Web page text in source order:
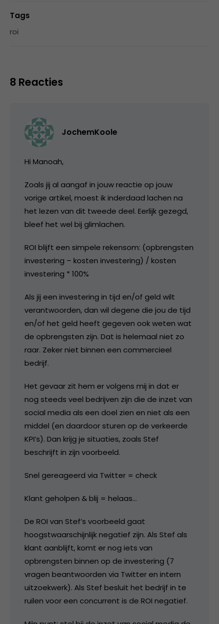
Tags
roi
8 Reacties
JochemKoole
Hi Manoah,
Zoals jij al aangaf in jouw reactie op jouw
vorige artikel, moest ik inderdaad lachen na
het lezen van dit tweede deel. Eerlijk gezegd,
bleef het wel bij glimlachen.
ROI blijft een simpele rekensom: (opbrengsten
investering – kosten investering) / kosten
investering * 100%
Als jij een investering in tijd en/of geld wilt
verantwoorden, dan wil degene die jou de tijd
en/of het geld heeft gegeven ook weten wat
de opbrengsten zijn. Dat is helemaal niet zo
raar. Zeker niet binnen een commercieel
bedrijf.
Het gevaar zit hem er volgens mij in dat er
nog steeds veel bedrijven zijn die de inzet van
social media als een doel zien en niet als een
middel (en daardoor sturen op de verkeerde
KPI’s). Dan krijg je situaties, zoals Stef
beschrijft in zijn voorbeeld.
Snel gereageerd via Twitter = check
Klant geholpen & blij = helaas…
De ROI van Stef’s voorbeeld gaat
hoogstwaarschijnlijk negatief zijn. Als Stef als
klant aanblijft, komt er nog iets van
opbrengsten binnen op de investering (7
vragen beantwoorden via Twitter en intern
uitzoekwerk). Als Stef besluit het bedrijf in te
ruilen voor een concurrent is de ROI negatief.